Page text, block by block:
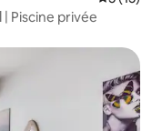
| Piscine privée